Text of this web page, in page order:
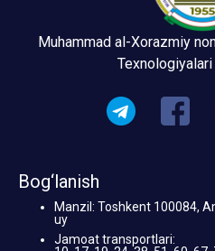
Muhammad al-Xorazmiy
Bog‘lanish
Manzil: Toshkent 100084,
uy
Jamoat transportlari: